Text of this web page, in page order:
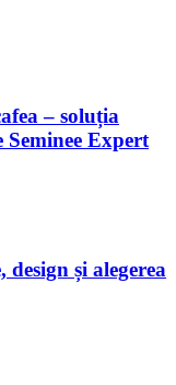
– soluția
Expert
design și alegerea